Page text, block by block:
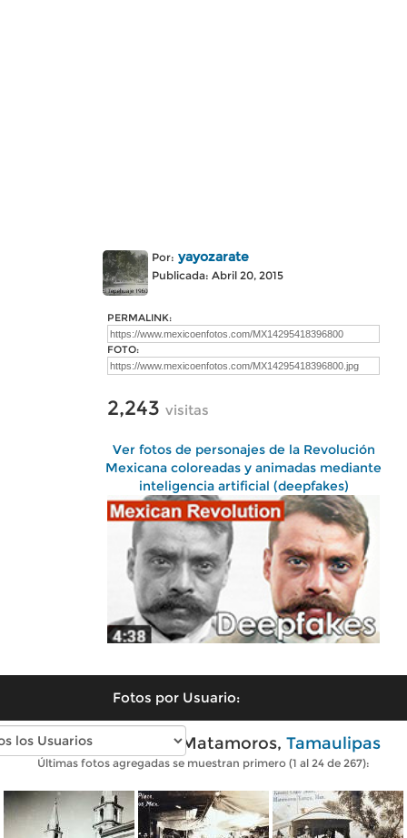
Por: yayozarate
Publicada: Abril 20, 2015
PERMALINK:
FOTO:
2,243 visitas
Ver fotos de personajes de la Revolución
Mexicana coloreadas y animadas mediante
inteligencia artificial (deepfakes)
Fotos por Usuario:
Fotos antiguas de Matamoros, Tamaulipas
Últimas fotos agregadas se muestran primero (1 al 24 de 267):